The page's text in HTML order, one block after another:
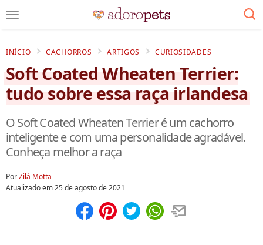
INÍCIO CACHORROS ARTIGOS CURIOSIDADES
Soft Coated Wheaten Terrier:
tudo sobre essa raça irlandesa
O Soft Coated Wheaten Terrier é um cachorro
inteligente e com uma personalidade agradável.
Conheça melhor a raça
PorZilá Motta
Atualizado em25 de agosto de 2021